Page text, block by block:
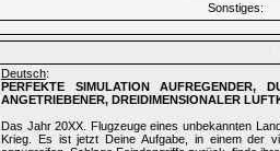
Sonstiges:
Deutsch:
PERFEKTE SIMULATION AUFREGENDER,
ANGETRIEBENER, DREIDIMENSIONALER
Das Jahr 20XX. Flugzeuge eines unbekannten
Krieg. Es ist jetzt Deine Aufgabe, in einem der